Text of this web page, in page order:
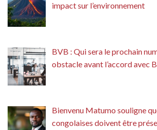
impact sur l’environnement
BVB : Qui sera le prochain
obstacle avant l’accord avec
Bienvenu Matumo souligne
congolaises doivent être